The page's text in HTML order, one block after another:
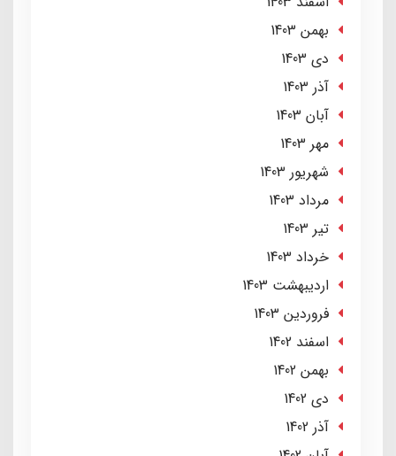
بهمن 1403
دی 1403
آذر 1403
آبان 1403
مهر 1403
شهریور 1403
مرداد 1403
تير 1403
خرداد 1403
ارديبهشت 1403
فروردین 1403
اسفند 1402
بهمن 1402
دی 1402
آذر 1402